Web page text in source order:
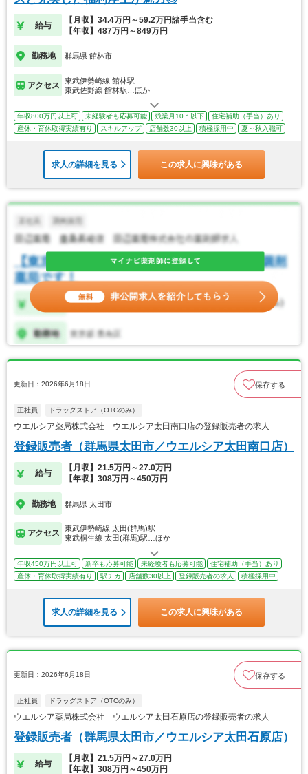
給与
【月収】34.4万円～59.2万円諸手当含む
【年収】487万円～849万円
勤務地 群馬県 館林市
アクセス
東武伊勢崎線 館林駅
東武佐野線 館林駅…ほか
年収800万円以上可 未経験者も応募可能 残業月10ｈ以下
住宅補助（手当）あり
産休・育休取得実績有り
スキルアップ 店舗数30以上 積極採用中 夏～秋入職可
求人の詳細を見る この求人に興味がある
更新日：2026年6月18日 保存する
正社員 ドラッグストア（OTCのみ）
ウエルシア薬局株式会社 ウエルシア太田南口店の登録販売者の求人
登録販売者（群馬県太田市／ウエルシア太田南口店）
給与
【月収】21.5万円～27.0万円
【年収】308万円～450万円
勤務地 群馬県 太田市
アクセス
東武伊勢崎線 太田(群馬)駅
東武桐生線 太田(群馬)駅…ほか
年収450万円以上可 新卒も応募可能 未経験者も応募可能
住宅補助（手当）あり
産休・育休取得実績有り
駅チカ 店舗数30以上 登録販売者の求人 積極採用中
求人の詳細を見る この求人に興味がある
更新日：2026年6月18日 保存する
正社員 ドラッグストア（OTCのみ）
ウエルシア薬局株式会社 ウエルシア太田石原店の登録販売者の求人
登録販売者（群馬県太田市／ウエルシア太田石原店）
給与
【月収】21.5万円～27.0万円
【年収】308万円～450万円